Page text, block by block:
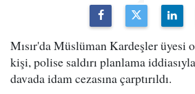
Mısır'da Müslüman Kardeşler üyesi
kişi, polise saldırı planlama
davada idam cezasına çarptırıldı.